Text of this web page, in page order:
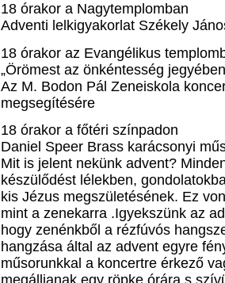
18 órakor a Nagytemplomban
Adventi lelkigyakorlat Székely
18 órakor az Evangélikus
„Örömest az önkéntesség
Az M. Bodon Pál Zeneiskola
megsegítésére
18 órakor a főtéri színpadon
Daniel Speer Brass karácsonyi
Mit is jelent nekünk advent?
készülődést lélekben,
kis Jézus megszületésének. Ez
mint a zenekarra .Igyekszünk az
hogy zenénkből a rézfúvós
hangzása által az advent egyre
műsorunkkal a koncertre érkező
megálljanak egy röpke órára s